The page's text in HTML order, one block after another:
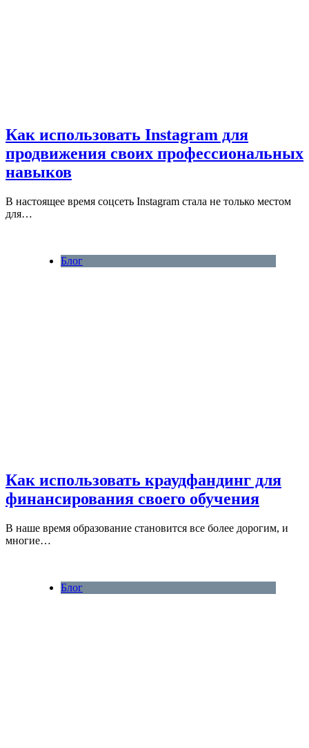
Как использовать Instagram для
продвижения своих профессиональных
навыков
В настоящее время соцсеть Instagram стала не только местом
для…
Блог
Как использовать краудфандинг для
финансирования своего обучения
В наше время образование становится все более дорогим, и
многие…
Блог